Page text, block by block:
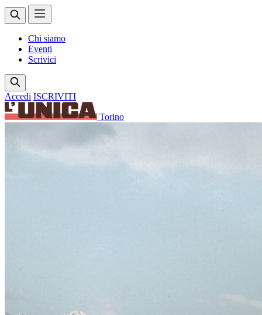
Chi siamo
Eventi
Scrivici
Accedi ISCRIVITI
Torino